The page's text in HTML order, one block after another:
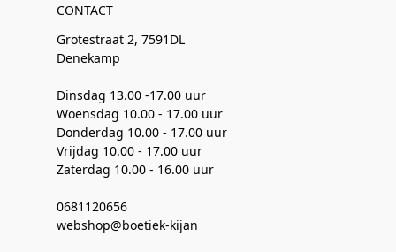
CONTACT
Grotestraat 2, 7591DL
Denekamp
Dinsdag 13.00 -17.00 uur
Woensdag 10.00 - 17.00 uur
Donderdag 10.00 - 17.00 uur
Vrijdag 10.00 - 17.00 uur
Zaterdag 10.00 - 16.00 uur
0681120656
webshop@boetiek-kijan